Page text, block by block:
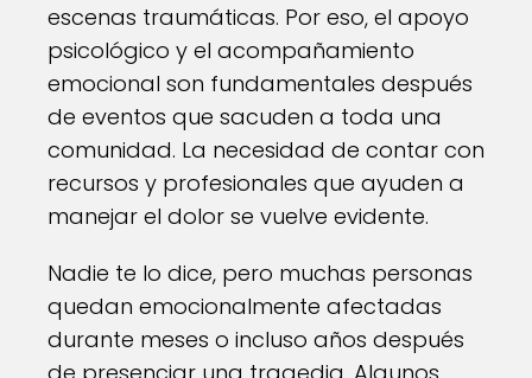
escenas traumáticas. Por eso, el apoyo
psicológico y el acompañamiento
emocional son fundamentales después
de eventos que sacuden a toda una
comunidad. La necesidad de contar con
recursos y profesionales que ayuden a
manejar el dolor se vuelve evidente.
Nadie te lo dice, pero muchas personas
quedan emocionalmente afectadas
durante meses o incluso años después